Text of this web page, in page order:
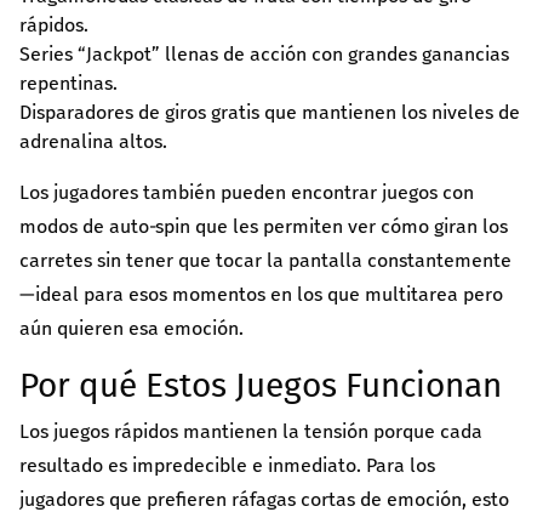
rápidos.
Series “Jackpot” llenas de acción con grandes ganancias
repentinas.
Disparadores de giros gratis que mantienen los niveles de
adrenalina altos.
Los jugadores también pueden encontrar juegos con
modos de auto‑spin que les permiten ver cómo giran los
carretes sin tener que tocar la pantalla constantemente
—ideal para esos momentos en los que multitarea pero
aún quieren esa emoción.
Por qué Estos Juegos Funcionan
Los juegos rápidos mantienen la tensión porque cada
resultado es impredecible e inmediato. Para los
jugadores que prefieren ráfagas cortas de emoción, esto